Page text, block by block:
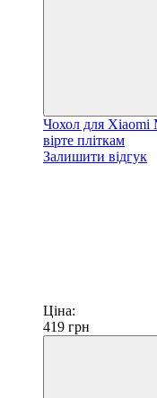
Чохол для Xiaomi
вірте пліткам
Залишити відгук
Ціна:
419 грн